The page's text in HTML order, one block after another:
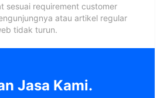
sesuai requirement customer
atau artikel regular
tidak turun.
Jasa Kami.